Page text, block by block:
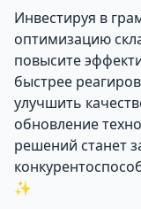
Инвестируя в
оптимизацию
повысите
быстрее
улучшить
обновление
решений станет
✨